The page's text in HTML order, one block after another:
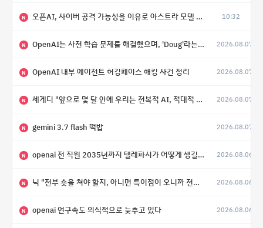
N 오픈AI, 사이버 공격 가능성을 이유로 아스트라 모델 출시 연기 10:32
N OpenAI는 사전 학습 문제를 해결했으며, 'Doug'라는 코드명을 가진 훨씬 더 큰 모델을 활발히 개발 중 2026.08.07
N OpenAI 내부 에이전트 허깅페이스 해킹 사건 정리 2026.08.07
N 세게디 "앞으로 몇 달 안에 우리는 전복적 AI, 적대적 AI 둘 다 보게 될 것" 2026.08.07
N gemini 3.7 flash 떡밥 2026.08.07
N openai 전 직원 2035년까지 텔레파시가 어떻게 생길 수 있는지 2026.08.06
N 닉 "전부 숏을 쳐야 할지, 아니면 특이점이 오니까 전부 롱을 쳐야 할지 모르겠다.” 2026.08.06
N openai 연구속도 의식적으로 늦추고 있다 2026.08.06